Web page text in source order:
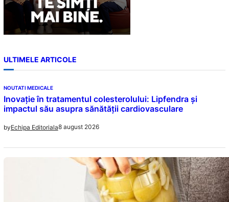
ULTIMELE ARTICOLE
NOUTATI MEDICALE
Inovație în tratamentul colesterolului: Lipfendra și
impactul său asupra sănătății cardiovasculare
byEchipa Editoriala8 august 2026